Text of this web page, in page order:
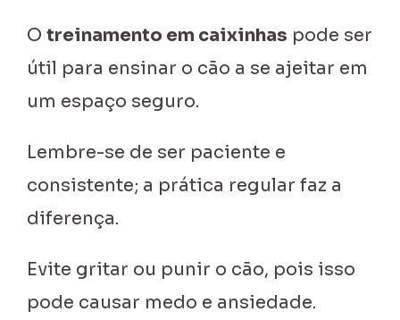
O treinamento em caixinhas pode ser
útil para ensinar o cão a se ajeitar em
um espaço seguro.
Lembre-se de ser paciente e
consistente; a prática regular faz a
diferença.
Evite gritar ou punir o cão, pois isso
pode causar medo e ansiedade.